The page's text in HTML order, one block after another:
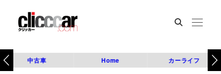
中古車 Home カーライフ